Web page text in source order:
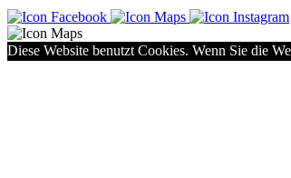
Diese Website benutzt Cookies. Wenn Sie die